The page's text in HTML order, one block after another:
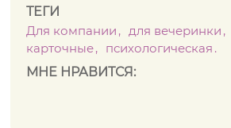
ТЕГИ
Для компании
для вечеринки
карточные
психологическая
МНЕ НРАВИТСЯ: